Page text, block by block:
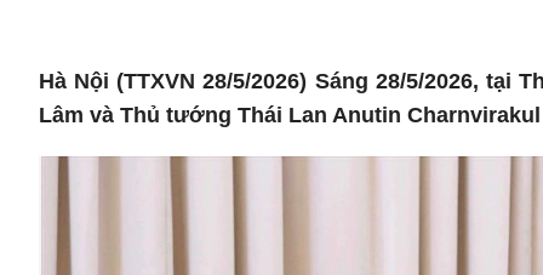
Hà Nội (TTXVN 28/5/2026) Sáng 28/5/2026,
Lâm và Thủ tướng Thái Lan Anutin